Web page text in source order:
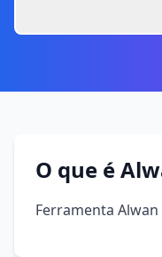
O que é
Ferramenta